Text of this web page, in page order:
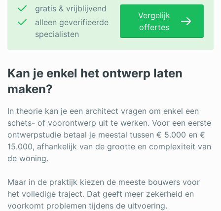
gratis & vrijblijvend
alleen geverifieerde
specialisten
Vergelijk
offertes
Kan je enkel het ontwerp laten
maken?
In theorie kan je een architect vragen om enkel een
schets- of voorontwerp uit te werken. Voor een eerste
ontwerpstudie betaal je meestal tussen € 5.000 en €
15.000, afhankelijk van de grootte en complexiteit van
de woning.
Maar in de praktijk kiezen de meeste bouwers voor
het volledige traject. Dat geeft meer zekerheid en
voorkomt problemen tijdens de uitvoering.